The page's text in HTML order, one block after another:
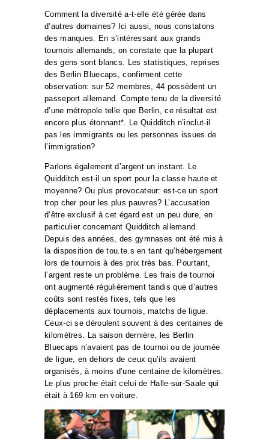
Comment la diversité a-t-elle été gérée dans
d’autres domaines? Ici aussi, nous constatons
des manques. En s’intéressant aux grands
tournois allemands, on constate que la plupart
des gens sont blancs. Les statistiques, reprises
des Berlin Bluecaps, confirment cette
observation: sur 52 membres, 44 possèdent un
passeport allemand. Compte tenu de la diversité
d’une métropole telle que Berlin, ce résultat est
encore plus étonnant*. Le Quidditch n’inclut-il
pas les immigrants ou les personnes issues de
l’immigration?
Parlons également d’argent un instant. Le
Quidditch est-il un sport pour la classe haute et
moyenne? Ou plus provocateur: est-ce un sport
trop cher pour les plus pauvres? L’accusation
d’être exclusif à cet égard est un peu dure, en
particulier concernant Quidditch allemand.
Depuis des années, des gymnases ont été mis à
la disposition de tou.te.s en tant qu’hébergement
lors de tournois à des prix très bas. Pourtant,
l’argent reste un problème. Les frais de tournoi
ont augmenté régulièrement tandis que d’autres
coûts sont restés fixes, tels que les
déplacements aux tournois, matchs de ligue.
Ceux-ci se déroulent souvent à des centaines de
kilomètres. La saison dernière, les Berlin
Bluecaps n’avaient pas de tournoi ou de journée
de ligue, en dehors de ceux qu’ils avaient
organisés, à moins d’une centaine de kilomètres.
Le plus proche était celui de Halle-sur-Saale qui
était à 169 km en voiture.